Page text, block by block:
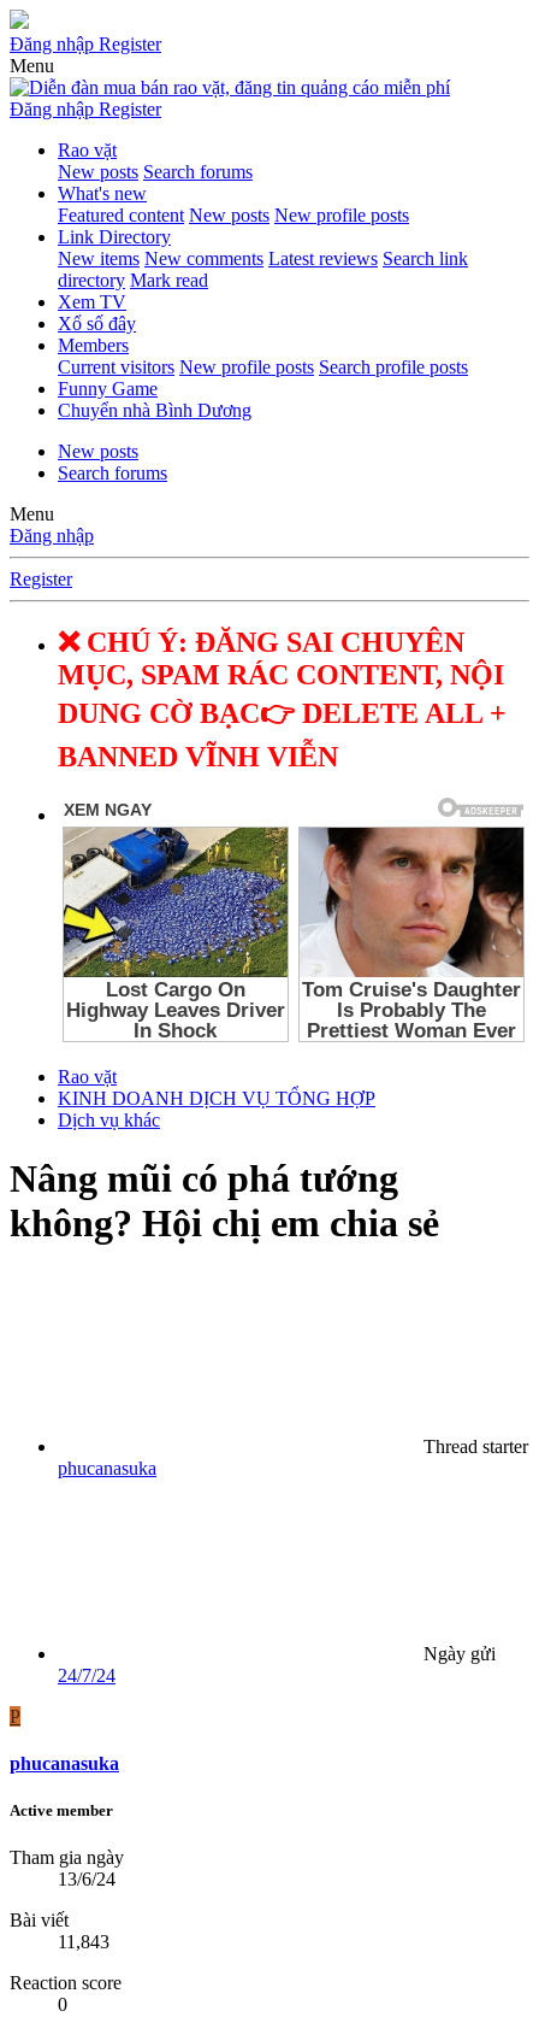
Đăng nhập Register
Menu
Đăng nhập Register
Rao vặt
New posts Search forums
What's new
Featured content New posts New profile posts
Link Directory
New items New comments Latest reviews Search link
directory Mark read
Xem TV
Xổ số đây
Members
Current visitors New profile posts Search profile posts
Funny Game
Chuyển nhà Bình Dương
New posts
Search forums
Menu
Đăng nhập
Register
❌ CHÚ Ý: ĐĂNG SAI CHUYÊN
MỤC, SPAM RÁC CONTENT, NỘI
DUNG CỜ BẠC👉 DELETE ALL +
BANNED VĨNH VIỄN
Rao vặt
KINH DOANH DỊCH VỤ TỔNG HỢP
Dịch vụ khác
Nâng mũi có phá tướng
không? Hội chị em chia sẻ
Thread starter
phucanasuka
Ngày gửi
24/7/24
P
phucanasuka
Active member
Tham gia ngày
13/6/24
Bài viết
11,843
Reaction score
0